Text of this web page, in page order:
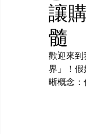
讓
髓
歡迎來到
界」！假
晰概念：